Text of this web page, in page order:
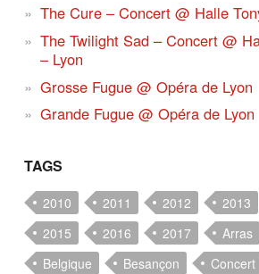
The Cure – Concert @ Halle
The Twilight Sad – Concert @
– Lyon
Grosse Fugue @ Opéra de Lyon
Grande Fugue @ Opéra de Lyon
TAGS
2010 2011 2012 2013
2015
2016 2017 Arras
Belgique
Besançon Concert